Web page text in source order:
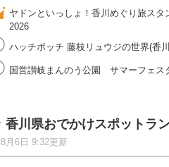
ヤドンといっしょ！香川めぐり旅スタ
2026
ハッチポッチ 藤枝リュウジの世界(香
国営讃岐まんのう公園 サマーフェス
香川県おでかけスポットラ
8月6日 9:32更新